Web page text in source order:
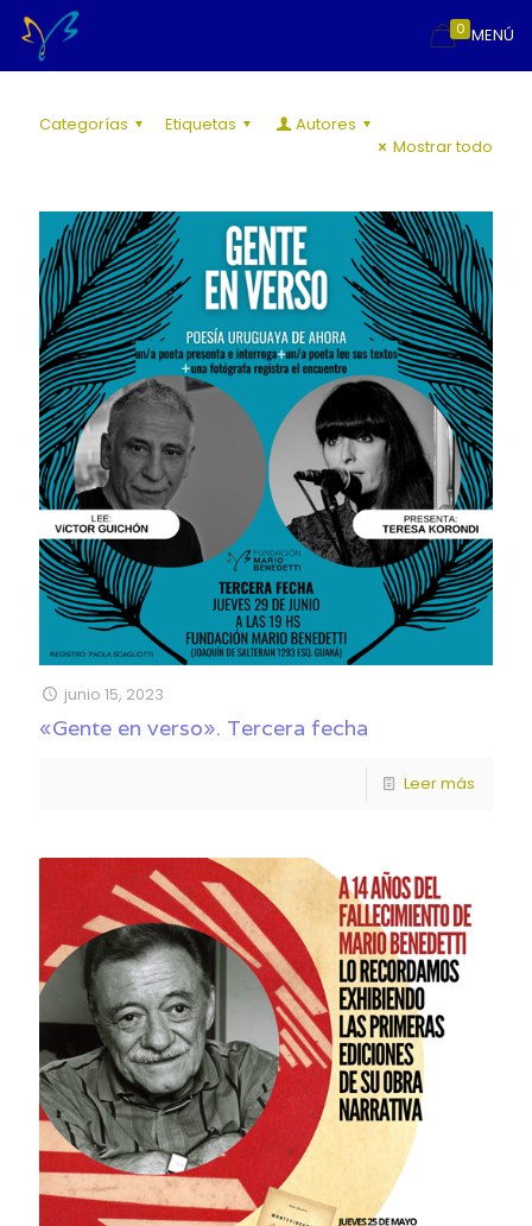
MENÚ
0
Categorías Etiquetas
Autores
Mostrar todo
junio 15, 2023
«Gente en verso». Tercera fecha
Leer más